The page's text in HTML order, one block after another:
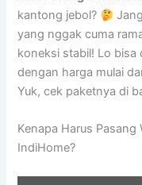
kantong jebol?
yang nggak cuma
koneksi stabil! Lo bisa
dengan harga mulai
Yuk, cek paketnya di
Kenapa Harus Pasang
IndiHome?